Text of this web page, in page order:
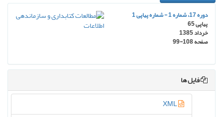
دوره 17، شماره 1 - شماره پیاپی 1
پیاپی 65
خرداد 1385
صفحه99-108
فایل ها